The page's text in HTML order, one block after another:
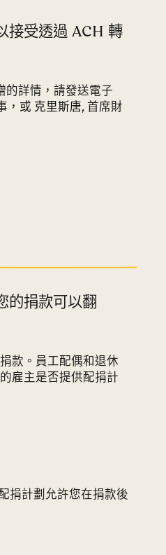
接受透過 ACH 轉
的詳情，請發送電子
，或 克里斯唐, 首席財
的捐款可以翻
款。員工配偶和退休
雇主是否提供配捐計
捐計劃允許您在捐款後